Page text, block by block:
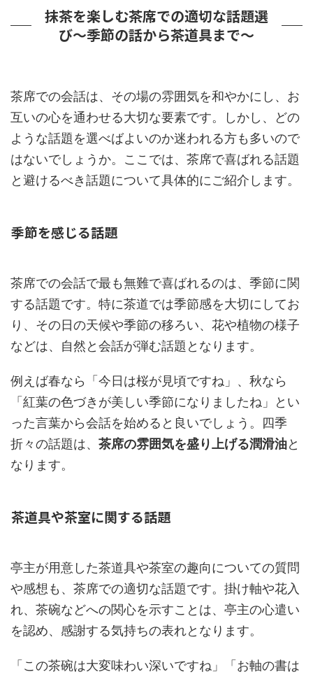
抹茶を楽しむ茶席での適切な話題選
び～季節の話から茶道具まで～
茶席での会話は、その場の雰囲気を和やかにし、お
互いの心を通わせる大切な要素です。しかし、どの
ような話題を選べばよいのか迷われる方も多いので
はないでしょうか。ここでは、茶席で喜ばれる話題
と避けるべき話題について具体的にご紹介します。
季節を感じる話題
茶席での会話で最も無難で喜ばれるのは、季節に関
する話題です。特に茶道では季節感を大切にしてお
り、その日の天候や季節の移ろい、花や植物の様子
などは、自然と会話が弾む話題となります。
例えば春なら「今日は桜が見頃ですね」、秋なら
「紅葉の色づきが美しい季節になりましたね」とい
った言葉から会話を始めると良いでしょう。四季
折々の話題は、 茶席の雰囲気を盛り上げる潤滑油と
なります。
茶道具や茶室に関する話題
亭主が用意した茶道具や茶室の趣向についての質問
や感想も、茶席での適切な話題です。掛け軸や花入
れ、茶碗などへの関心を示すことは、亭主の心遣い
を認め、感謝する気持ちの表れとなります。
「この茶碗は大変味わい深いですね」「お軸の書は